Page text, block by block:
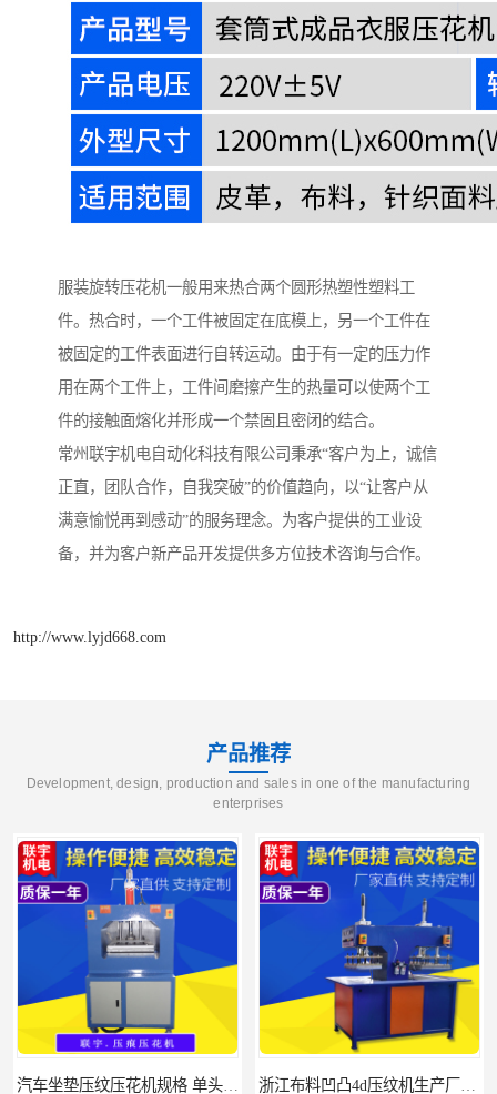
服装旋转压花机一般用来热合两个圆形热塑性塑料工
件。热合时，一个工件被固定在底模上，另一个工件在
被固定的工件表面进行自转运动。由于有一定的压力作
用在两个工件上，工件间磨擦产生的热量可以使两个工
件的接触面熔化并形成一个禁固且密闭的结合。
常州联宇机电自动化科技有限公司秉承“客户为上，诚信
正直，团队合作，自我突破”的价值趋向，以“让客户从
满意愉悦再到感动”的服务理念。为客户提供的工业设
备，并为客户新产品开发提供多方位技术咨询与合作。
http://www.lyjd668.com
产品推荐
Development, design, production and sales in one of the manufacturing
enterprises